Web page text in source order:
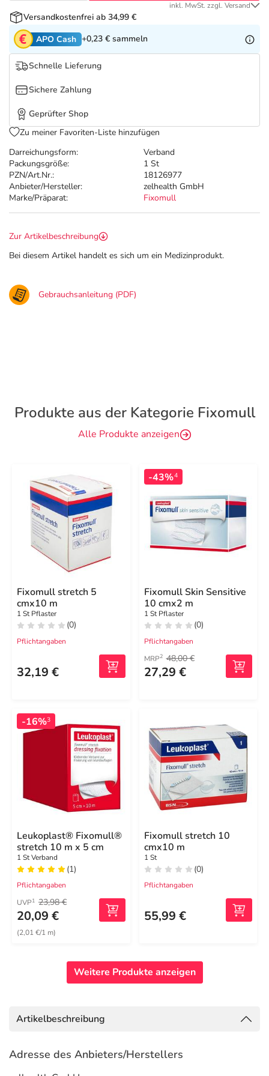
Tierapotheke
Vitamine & Mineralstoffe
Marken
Salus Deals
Darreichungsform:
Verband
Packungsgröße:
1 St
PZN/Art.Nr.:
18126977
Anbieter/Hersteller:
zelhealth GmbH
Marke/Präparat:
Fixomull
inkl. MwSt. zzgl. Versand
Versandkostenfrei ab 34,99 €
APO Cash +0,23 € sammeln
Schnelle Lieferung
Sichere Zahlung
Geprüfter Shop
Zu meiner Favoriten-Liste hinzufügen
Zur Artikelbeschreibung
Bei diesem Artikel handelt es sich um ein Medizinprodukt.
Gebrauchsanleitung (PDF)
Produkte aus der Kategorie Fixomull
Alle Produkte anzeigen
Fixomull stretch 5
cmx10 m
1 St Pflaster
(0)
Pflichtangaben
32,19 €
-43%4
Fixomull Skin Sensitive
10 cmx2 m
1 St Pflaster
(0)
Pflichtangaben
MRP2 48,00 €
27,29 €
-16%3
Leukoplast® Fixomull®
stretch 10 m x 5 cm
1 St Verband
(1)
Pflichtangaben
UVP1 23,98 €
20,09 €
(2,01 €/1 m)
Fixomull stretch 10
cmx10 m
1 St
(0)
Pflichtangaben
55,99 €
Weitere Produkte anzeigen
Artikelbeschreibung
Adresse des Anbieters/Herstellers